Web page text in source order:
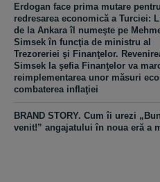
Erdogan face prima mutare pentru
redresarea economică a Turciei:
de la Ankara îl numeşte pe
Simsek în funcţia de ministru al
Trezoreriei şi Finanţelor.
Simsek la şefia Finanţelor va
reimplementarea unor măsuri
combaterea inflaţiei
BRAND STORY. Cum îi urezi „Bun
venit!” angajatului în noua eră a